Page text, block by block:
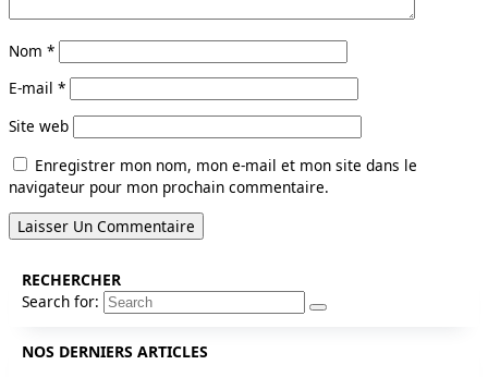
Nom *
E-mail *
Site web
Enregistrer mon nom, mon e-mail et mon site dans le
navigateur pour mon prochain commentaire.
RECHERCHER
Search for:
NOS DERNIERS ARTICLES